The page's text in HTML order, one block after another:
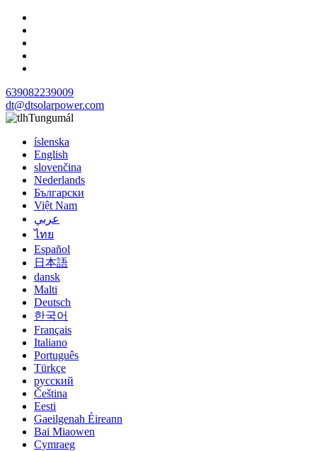
639082239009
dt@dtsolarpower.com
Tungumál
íslenska
English
slovenčina
Nederlands
Български
Việt Nam
عربي
ไทย
Español
日本語
dansk
Malti
Deutsch
한국어
Français
Italiano
Português
Türkçe
русский
Čeština
Eesti
Gaeilgenah Éireann
Bai Miaowen
Cymraeg